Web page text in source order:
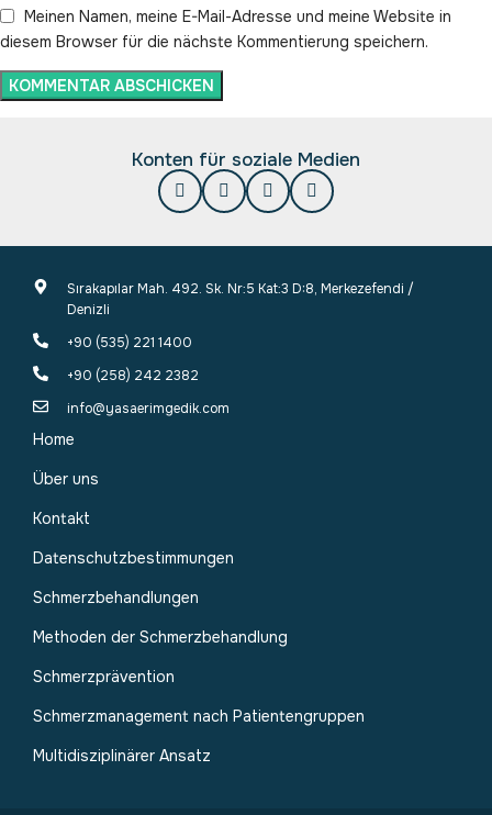
Meinen Namen, meine E-Mail-Adresse und meine Website in
diesem Browser für die nächste Kommentierung speichern.
Konten für soziale Medien
Sırakapılar Mah. 492. Sk. Nr:5 Kat:3 D:8, Merkezefendi /
Denizli
+90 (535) 221 1400
+90 (258) 242 2382
info@yasaerimgedik.com
Home
Über uns
Kontakt
Datenschutzbestimmungen
Schmerzbehandlungen
Methoden der Schmerzbehandlung
Schmerzprävention
Schmerzmanagement nach Patientengruppen
Multidisziplinärer Ansatz